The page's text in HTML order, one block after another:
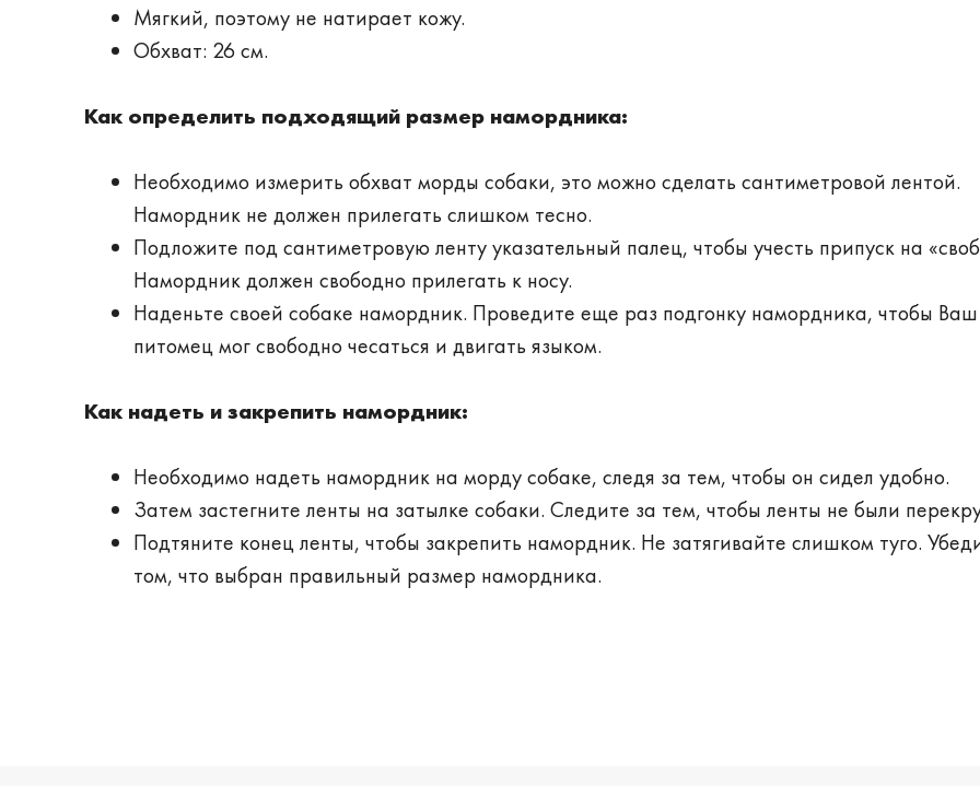
Мягкий, поэтому не натирает кожу.
Обхват: 26 см.
Как определить подходящий размер намордника:
Необходимо измерить обхват морды собаки, это можно сделать сантиметровой лентой.
Намордник не должен прилегать слишком тесно.
Подложите под сантиметровую ленту указательный палец, чтобы учесть припуск на
Намордник должен свободно прилегать к носу.
Наденьте своей собаке намордник. Проведите еще раз подгонку намордника, чтобы Ваш
питомец мог свободно чесаться и двигать языком.
Как надеть и закрепить намордник:
Необходимо надеть намордник на морду собаке, следя за тем, чтобы он сидел удобно.
Затем застегните ленты на затылке собаки. Следите за тем, чтобы ленты не были
Подтяните конец ленты, чтобы закрепить намордник. Не затягивайте слишком туго.
том, что выбран правильный размер намордника.